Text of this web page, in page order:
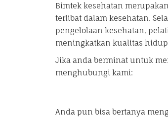
Bimtek kesehatan
terlibat dalam kesehatan.
pengelolaan kesehatan,
meningkatkan kualitas hidup
Jika anda berminat untuk
menghubungi kami:
Anda pun bisa bertanya